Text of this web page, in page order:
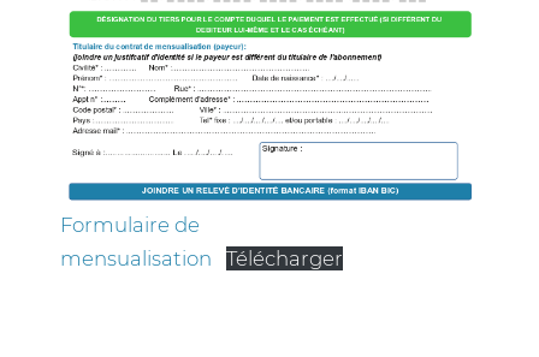
Formulaire de
mensualisation
Télécharger